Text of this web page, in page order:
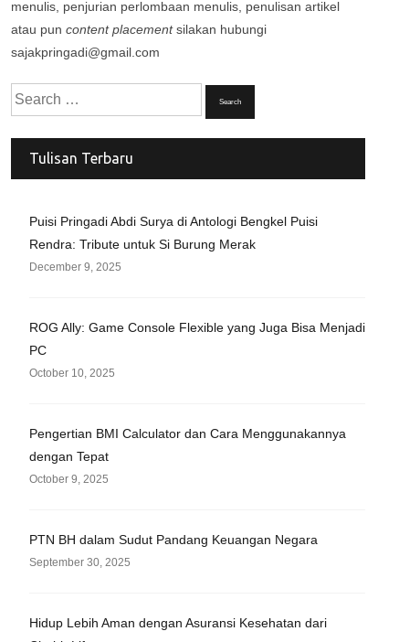
menulis, penjurian perlombaan menulis, penulisan artikel
atau pun content placementsilakan hubungi
sajakpringadi@gmail.com
Search
for:
Tulisan Terbaru
Puisi Pringadi Abdi Surya di Antologi Bengkel Puisi
Rendra: Tribute untuk Si Burung Merak
December 9, 2025
ROG Ally: Game Console Flexible yang Juga Bisa Menjadi
PC
October 10, 2025
Pengertian BMI Calculator dan Cara Menggunakannya
dengan Tepat
October 9, 2025
PTN BH dalam Sudut Pandang Keuangan Negara
September 30, 2025
Hidup Lebih Aman dengan Asuransi Kesehatan dari